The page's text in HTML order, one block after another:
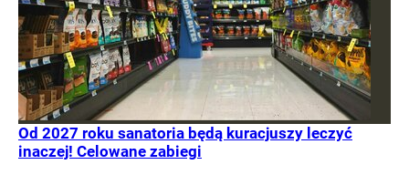
Od 2027 roku sanatoria będą kuracjuszy leczyć
inaczej! Celowane zabiegi